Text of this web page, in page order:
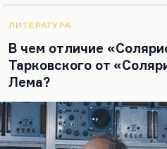
неодушевленном
таки воспринимает их
пытается сделать им
посылая тех, кого…
ЛИТЕРАТУРА
В чем отличие
Тарковского от
Лема?